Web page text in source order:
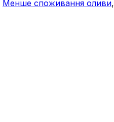
Менше споживання оливи,